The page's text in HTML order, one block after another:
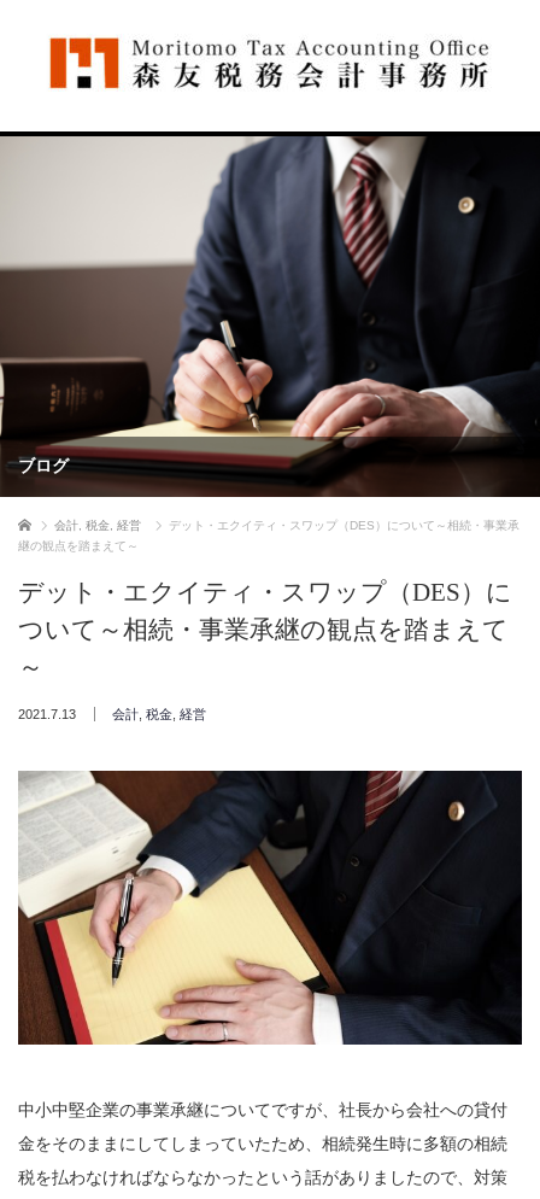
ブログ
ホーム 会計 税金 経営
デット・エクイティ・スワップ（DES）について～相続・事業承
継の観点を踏まえて～
デット・エクイティ・スワップ（DES）に
ついて～相続・事業承継の観点を踏まえて
～
2021.7.13 会計 税金 経営
中小中堅企業の事業承継についてですが、社長から会社への貸付
金をそのままにしてしまっていたため、相続発生時に多額の相続
税を払わなければならなかったという話がありましたので、対策